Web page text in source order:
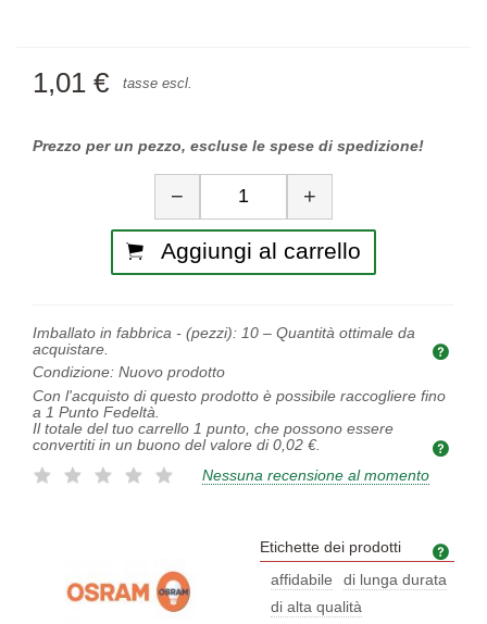
1,01 € tasse escl.
Prezzo per un pezzo, escluse le spese di spedizione!
Quantità
− +
Aggiungi al carrello
Imballato in fabbrica - (pezzi): 10 – Quantità ottimale da
acquistare.
Condizione: Nuovo prodotto
Con l'acquisto di questo prodotto è possibile raccogliere fino
a 1 Punto Fedeltà.
Il totale del tuo carrello 1 punto, che possono essere
convertiti in un buono del valore di 0,02 €.
Nessuna recensione al momento
Etichette dei prodotti
affidabile
di lunga durata
di alta qualità